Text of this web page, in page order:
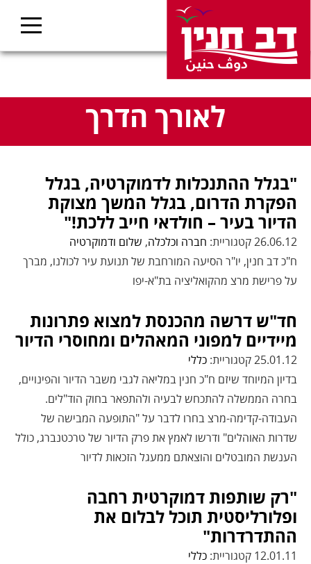
לאורך הדרך
"בגלל ההתנכלות לדמוקרטיה, בגלל
הפקרת הדרום, בגלל המשך מצוקת
הדיור בעיר – חולדאי חייב ללכת!"
26.06.12 קטגוריית: חברה וכלכלה, שלום ודמוקרטיה
ח"כ דב חנין, יו"ר הסיעה המורחבת של תנועת עיר לכולנו, מברך
על פרישת מרצ מהקואליציה בת"א-יפו
חד"ש דרשה מהכנסת למצוא פתרונות
מיידיים למפוני המאהלים ומחוסרי הדיור
25.01.12 קטגוריית:
כללי
בדיון המיוחד שיזם ח"כ חנין במליאה לגבי משבר הדיור והפינויים,
בחרה הממשלה להתכחש לבעיה ולהתפאר בחוק הוד"לים.
העבודה-קדימה-מרצ בחרו לדבר על "התופעה המבישה של
שדרות האוהלים" ודרשו לאמץ את פרק הדיור של טרכטנברג, כולל
הענשת המובטלים והוצאתם ממעגל הזכאות לדיור
"רק שותפות דמוקרטית רחבה
ופלורליסטית תוכל לבלום את
ההתדרדרות"
12.01.11 קטגוריית:
כללי